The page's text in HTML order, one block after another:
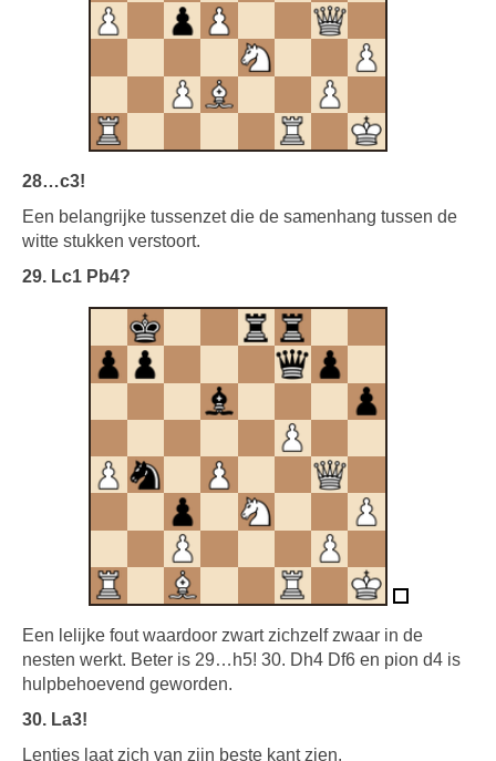
28…c3!
Een belangrijke tussenzet die de samenhang tussen de
witte stukken verstoort.
29. Lc1 Pb4?
Een lelijke fout waardoor zwart zichzelf zwaar in de
nesten werkt. Beter is 29…h5! 30. Dh4 Df6 en pion d4 is
hulpbehoevend geworden.
30. La3!
Lentjes laat zich van zijn beste kant zien.